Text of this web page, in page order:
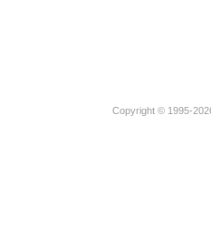
Copyright © 1995-